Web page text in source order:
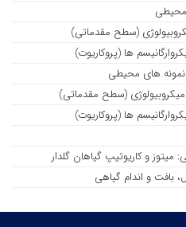
محیطی
(سطح مقدماتی)
ها (پروکاریوت)
ها (پروکاریوت)
میتوز و کاریوتیپ گیاهان گلدار
بافت و اندام گیاهی